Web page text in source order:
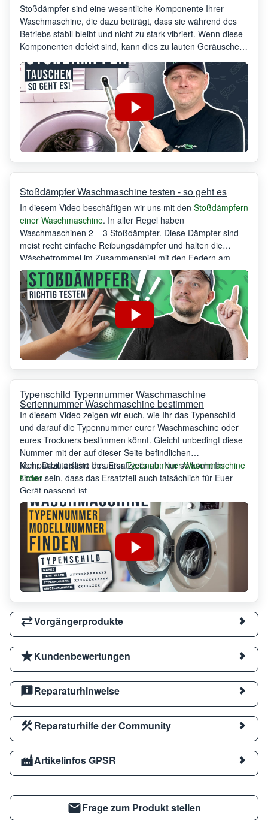
Stoßdämpfer sind eine wesentliche Komponente Ihrer
Waschmaschine, die dazu beiträgt, dass sie während des
Betriebs stabil bleibt und nicht zu stark vibriert. Wenn diese
Komponenten defekt sind, kann dies zu lauten Geräuschen
führen. Daher ist es wichtig, sie bei ersten Anzeichen eines
Problems zu ersetzen.
Stoßdämpfer Waschmaschine testen - so geht es
In diesem Video beschäftigen wir uns mit den Stoßdämpfern
einer Waschmaschine. In aller Regel haben
Waschmaschinen 2 – 3 Stoßdämpfer. Diese Dämpfer sind
meist recht einfache Reibungsdämpfer und halten die
Wäschetrommel im Zusammenspiel mit den Federn am
Bottich in der richtigen Position. Natürlich verschleißen diese
Reibungsdämpfer im Laufe der Zeit. Wenn die
Waschmaschine anfängt unrund zu laufen oder gar die
Trommel am Gehäuse oder auch dem Bullauge anschlägt,
dann ist dies ein klares Zeichen die Stoßdämpfer zu
tauschen.
Typenschild Typennummer Waschmaschine
Seriennummer Waschmaschine bestimmen
In diesem Video zeigen wir euch, wie Ihr das Typenschild
und darauf die Typennummer eurer Waschmaschine oder
eures Trockners bestimmen könnt. Gleicht unbedingt diese
Nummer mit der auf dieser Seite befindlichen
Kompatibilitätsliste des Ersatzteils ab. Nur so könnt Ihr
sicher sein, dass das Ersatzteil auch tatsächlich für Euer
Gerät passend ist.
Mehr Dazu erfahrt Ihr unterTypennummer Waschmaschine
finden.
Vorgängerprodukte
Kundenbewertungen
Reparaturhinweise
Reparaturhilfe der Community
Artikelinfos GPSR
Frage zum Produkt stellen